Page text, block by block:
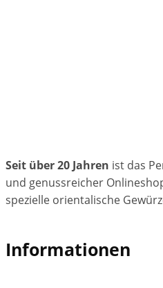
Seit über 20 Jahren ist das
und genussreicher
spezielle orientalische
Informationen